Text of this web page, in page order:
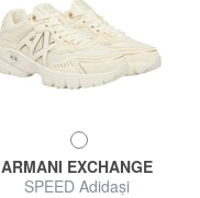
ARMANI EXCHANGE
SPEED Adidași